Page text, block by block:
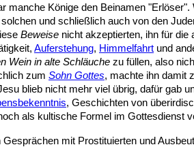
manche Könige den Beinamen
und schließlich auch von den
Beweise nicht akzeptierten, ihn für
Auferstehung, Himmelfahrt und
Wein in alte Schläuche zu füllen, also
zum Sohn Gottes, machte ihn damit
blieb nicht mehr viel übrig, dafür
, Geschichten von
als kultische Formel im Gottesdienst
mit Prostituierten und